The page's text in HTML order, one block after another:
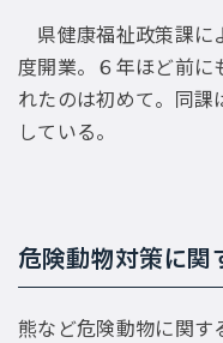
県健康福祉政策課に
度開業。６年ほど前
れたのは初めて。同課
している。
危険動物対策に関
熊など危険動物に関す